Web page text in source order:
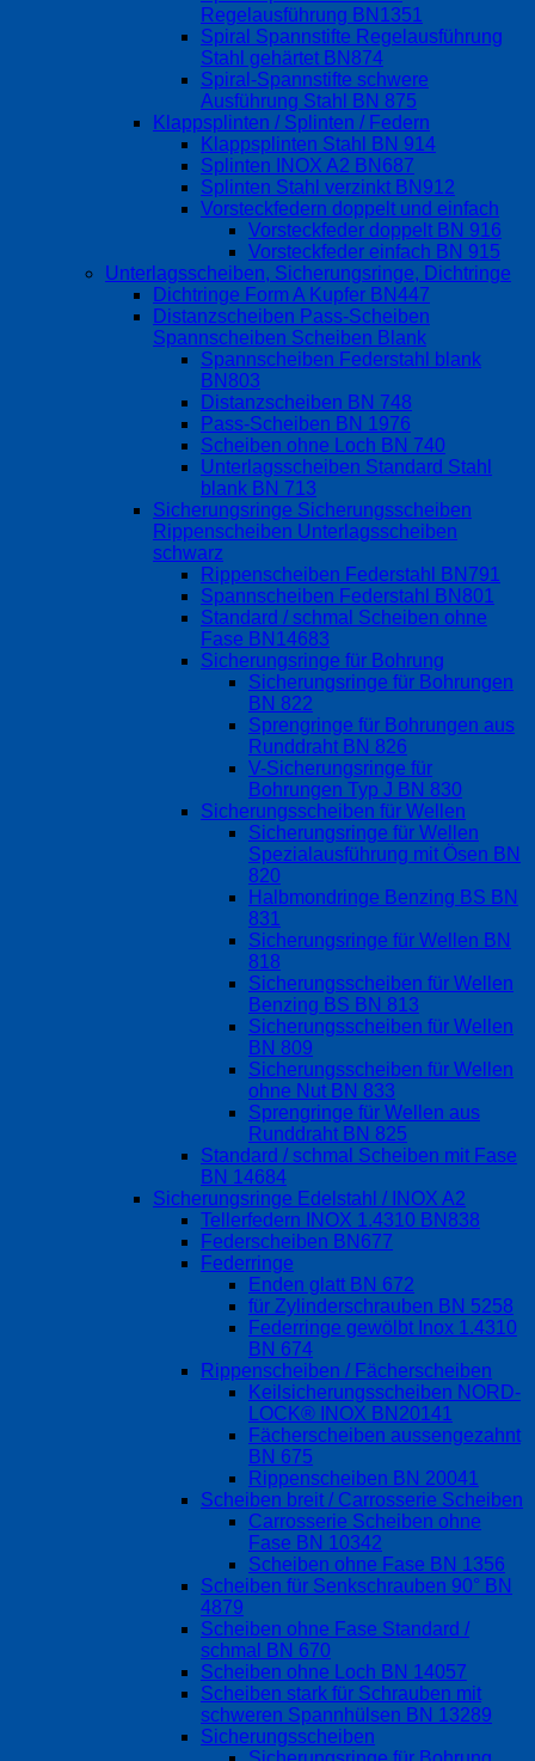
Regelausführung BN1351
Spiral Spannstifte Regelausführung
Stahl gehärtet BN874
Spiral-Spannstifte schwere
Ausführung Stahl BN 875
Klappsplinten / Splinten / Federn
Klappsplinten Stahl BN 914
Splinten INOX A2 BN687
Splinten Stahl verzinkt BN912
Vorsteckfedern doppelt und einfach
Vorsteckfeder doppelt BN 916
Vorsteckfeder einfach BN 915
Unterlagsscheiben, Sicherungsringe, Dichtringe
Dichtringe Form A Kupfer BN447
Distanzscheiben Pass-Scheiben
Spannscheiben Scheiben Blank
Spannscheiben Federstahl blank
BN803
Distanzscheiben BN 748
Pass-Scheiben BN 1976
Scheiben ohne Loch BN 740
Unterlagsscheiben Standard Stahl
blank BN 713
Sicherungsringe Sicherungsscheiben
Rippenscheiben Unterlagsscheiben
schwarz
Rippenscheiben Federstahl BN791
Spannscheiben Federstahl BN801
Standard / schmal Scheiben ohne
Fase BN14683
Sicherungsringe für Bohrung
Sicherungsringe für Bohrungen
BN 822
Sprengringe für Bohrungen aus
Runddraht BN 826
V-Sicherungsringe für
Bohrungen Typ J BN 830
Sicherungsscheiben für Wellen
Sicherungsringe für Wellen
Spezialausführung mit Ösen BN
820
Halbmondringe Benzing BS BN
831
Sicherungsringe für Wellen BN
818
Sicherungsscheiben für Wellen
Benzing BS BN 813
Sicherungsscheiben für Wellen
BN 809
Sicherungsscheiben für Wellen
ohne Nut BN 833
Sprengringe für Wellen aus
Runddraht BN 825
Standard / schmal Scheiben mit Fase
BN 14684
Sicherungsringe Edelstahl / INOX A2
Tellerfedern INOX 1.4310 BN838
Federscheiben BN677
Federringe
Enden glatt BN 672
für Zylinderschrauben BN 5258
Federringe gewölbt Inox 1.4310
BN 674
Rippenscheiben / Fächerscheiben
Keilsicherungsscheiben NORD-
LOCK® INOX BN20141
Fächerscheiben aussengezahnt
BN 675
Rippenscheiben BN 20041
Scheiben breit / Carrosserie Scheiben
Carrosserie Scheiben ohne
Fase BN 10342
Scheiben ohne Fase BN 1356
Scheiben für Senkschrauben 90° BN
4879
Scheiben ohne Fase Standard /
schmal BN 670
Scheiben ohne Loch BN 14057
Scheiben stark für Schrauben mit
schweren Spannhülsen BN 13289
Sicherungsscheiben